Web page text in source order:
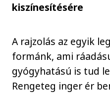
kiszínesítésére
A rajzolás az egyik
formánk, ami
gyógyhatású is tud
Rengeteg inger ér